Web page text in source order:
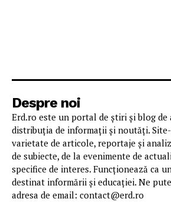
Despre noi
Erd.ro este un portal de știri și blog
distribuția de informații și noutăți.
varietate de articole, reportaje și
de subiecte, de la evenimente de
specifice de interes. Funcționează ca
destinat informării și educației. Ne
adresa de email: contact@erd.ro